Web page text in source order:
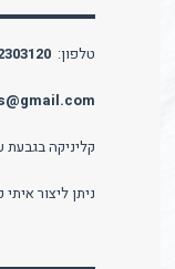
טלפון:
קליניקה בגבעת
ניתן ליצור